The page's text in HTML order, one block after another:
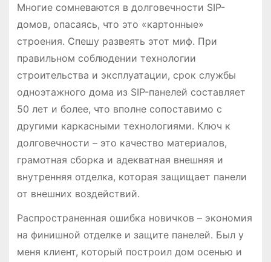
Многие сомневаются в долговечности SIP-
домов, опасаясь, что это «картонные»
строения. Спешу развеять этот миф. При
правильном соблюдении технологии
строительства и эксплуатации, срок службы
одноэтажного дома из SIP-панелей составляет
50 лет и более, что вполне сопоставимо с
другими каркасными технологиями. Ключ к
долговечности – это качество материалов,
грамотная сборка и адекватная внешняя и
внутренняя отделка, которая защищает панели
от внешних воздействий.
Распространенная ошибка новичков – экономия
на финишной отделке и защите панелей. Был у
меня клиент, который построил дом осенью и